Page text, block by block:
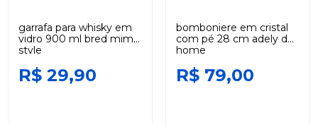
garrafa para whisky em
vidro 900 ml bred mimo
style
R$ 29,90
bomboniere em cristal
com pé 28 cm adely day
home
R$ 79,00